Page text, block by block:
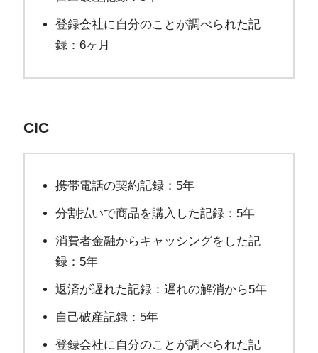
登録会社に自分のことが調べられた記
録：6ヶ月
CIC
携帯電話の契約記録：5年
分割払いで商品を購入した記録：5年
消費者金融からキャッシングをした記
録：5年
返済が遅れた記録：遅れの解消から5年
自己破産記録：5年
登録会社に自分のことが調べられた記